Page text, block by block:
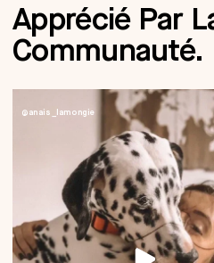
Apprécié Par
Communauté.
@anais_lamongie